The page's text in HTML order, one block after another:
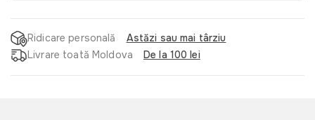
Ridicare personală
Astăzi sau mai târziu
Livrare toată Moldova
De la 100 lei